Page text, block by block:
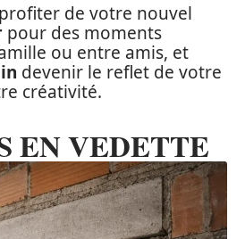
de votre nouvel
pour des moments
ou entre amis, et
devenir le reflet de votre
créativité.
EN VEDETTE